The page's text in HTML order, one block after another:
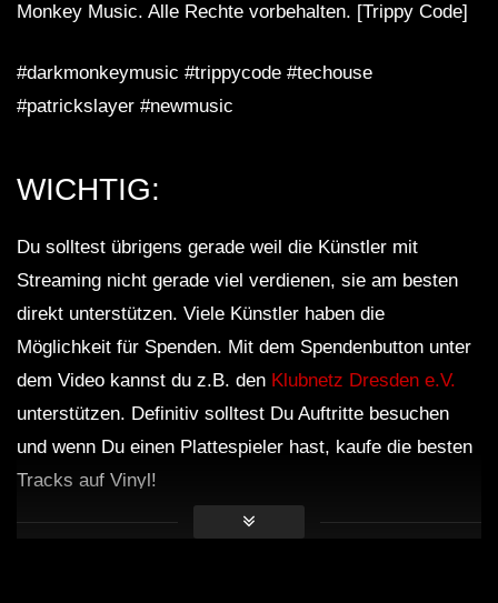
Monkey Music. Alle Rechte vorbehalten. [Trippy Code]
#darkmonkeymusic #trippycode #techouse
#patrickslayer #newmusic
WICHTIG:
Du solltest übrigens gerade weil die Künstler mit
Streaming nicht gerade viel verdienen, sie am besten
direkt unterstützen. Viele Künstler haben die
Möglichkeit für Spenden. Mit dem Spendenbutton unter
dem Video kannst du z.B. den Klubnetz Dresden e.V.
unterstützen. Definitiv solltest Du Auftritte besuchen
und wenn Du einen Plattespieler hast, kaufe die besten
Tracks auf Vinyl!